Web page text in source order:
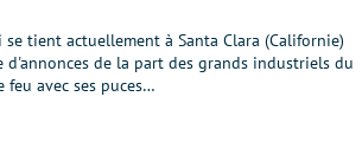
se tient actuellement à Santa Clara (Californie)
de la part des grands industriels du
feu avec ses puces…